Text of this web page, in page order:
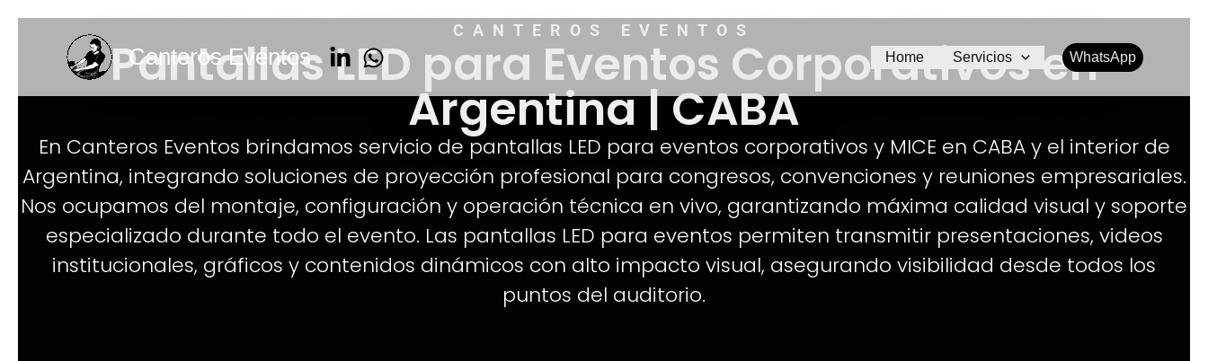
contenido
Canteros Eventos Home Servicios WhatsApp
CANTEROS EVENTOS
Pantallas LED para Eventos Corporativos en
Argentina | CABA
En Canteros Eventos brindamos servicio de pantallas LED para eventos corporativos y MICE en CABA y el interior de
Argentina, integrando soluciones de proyección profesional para congresos, convenciones y reuniones empresariales.
Nos ocupamos del montaje, configuración y operación técnica en vivo, garantizando máxima calidad visual y soporte
especializado durante todo el evento. Las pantallas LED para eventos permiten transmitir presentaciones, videos
institucionales, gráficos y contenidos dinámicos con alto impacto visual, asegurando visibilidad desde todos los
puntos del auditorio.